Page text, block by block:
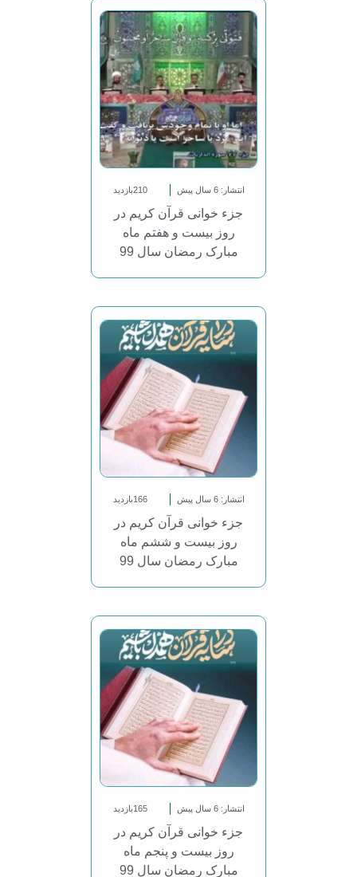
انتشار: 6 سال پیش 210بازدید
جزء خوانی قرآن کریم در
روز بیست و هفتم ماه
مبارک رمضان سال 99
انتشار: 6 سال پیش 166بازدید
جزء خوانی قرآن کریم در
روز بیست و ششم ماه
مبارک رمضان سال 99
انتشار: 6 سال پیش 165بازدید
جزء خوانی قرآن کریم در
روز بیست و پنجم ماه
مبارک رمضان سال 99